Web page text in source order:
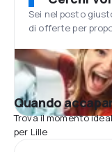
Sei nel posto
di offerte per
Quando
Trova il momento
per Lille